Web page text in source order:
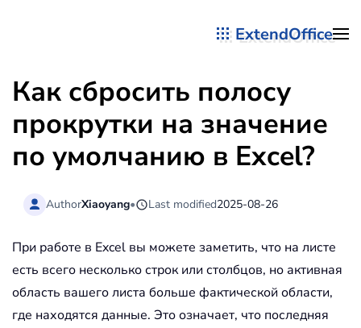
ExtendOffice
Как сбросить полосу
прокрутки на значение
по умолчанию в Excel?
AuthorXiaoyang• Last modified2025-08-26
При работе в Excel вы можете заметить, что на листе
есть всего несколько строк или столбцов, но активная
область вашего листа больше фактической области,
где находятся данные. Это означает, что последняя